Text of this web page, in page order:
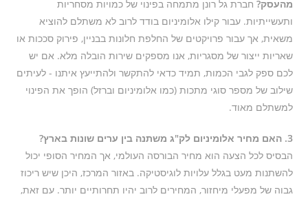
מהעסק? חברת גל רונן מתמחה בפינוי של כמויות מסחריות
ותעשייתיות. עבור קילו אלומיניום בודד לרוב לא משתלם להוציא
משאית, אך עבור פרויקטים של החלפת חלונות בבניין, פירוק סככות או
שאריות ייצור של מסגריות, אנו מספקים שירות הובלה מלא. אם יש
לכם ספק לגבי הכמות, תמיד כדאי להתקשר ולהתייעץ איתנו - לעיתים
שילוב של מספר סוגי מתכות (כמו אלומיניום וברזל) הופך את הפינוי
למשתלם מאוד.
3. האם מחיר אלומיניום לק"ג משתנה בין ערים שונות בארץ?
הבסיס לכל הצעה הוא מחיר הבורסה העולמי, אך המחיר הסופי יכול
להשתנות מעט בגלל עלויות לוגיסטיקה. באזור המרכז, היכן שיש ריכוז
גבוה של מפעלי מיחזור, המחירים לרוב יהיו תחרותיים יותר. עם זאת,